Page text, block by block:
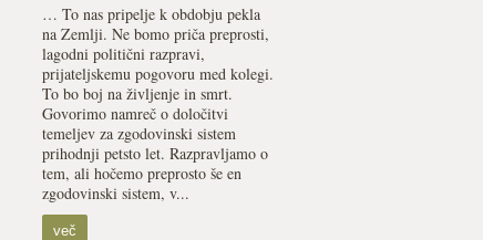
… To nas pripelje k obdobju pekla
na Zemlji. Ne bomo priča preprosti,
lagodni politični razpravi,
prijateljskemu pogovoru med kolegi.
To bo boj na življenje in smrt.
Govorimo namreč o določitvi
temeljev za zgodovinski sistem
prihodnji petsto let. Razpravljamo o
tem, ali hočemo preprosto še en
zgodovinski sistem, v...
več